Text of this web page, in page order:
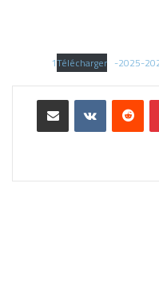
Télécharger